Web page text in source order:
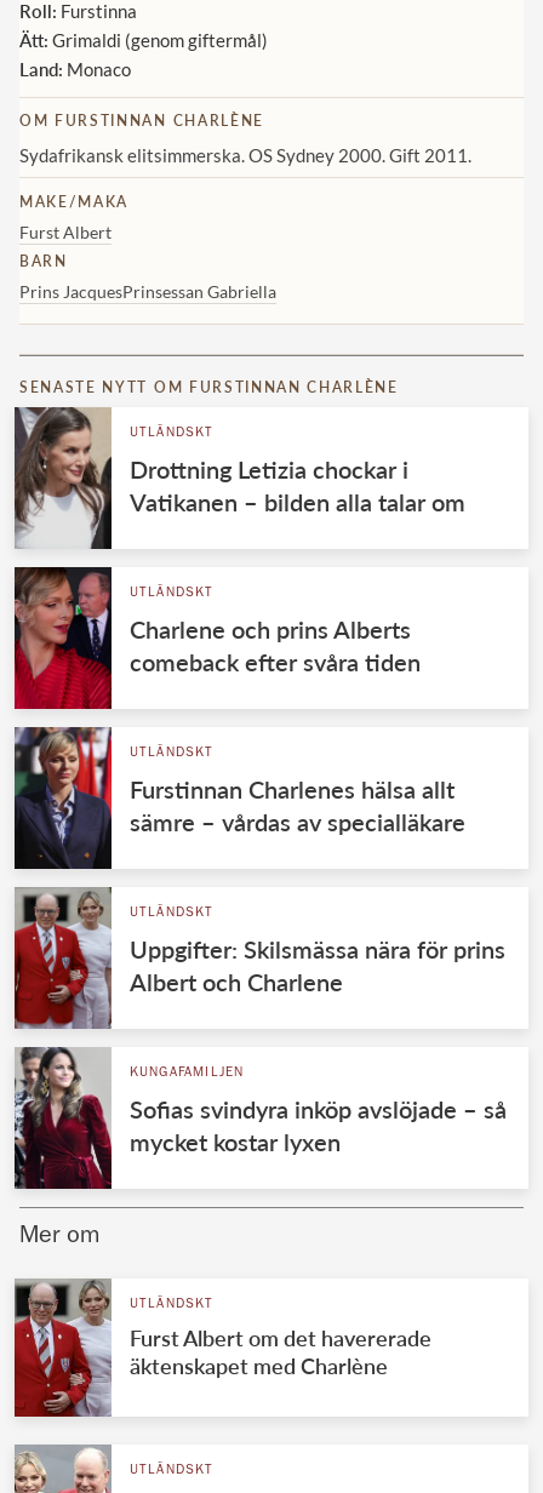
Jordanska kungahuset
Thailändska kungahuset
Roll: Furstinna
Ätt: Grimaldi (genom giftermål)
Land: Monaco
OM FURSTINNAN CHARLÈNE
Sydafrikansk elitsimmerska. OS Sydney 2000. Gift 2011.
MAKE/MAKA
Furst Albert
BARN
Prins JacquesPrinsessan Gabriella
SENASTE NYTT OM FURSTINNAN CHARLÈNE
UTLÄNDSKT
Drottning Letizia chockar i
Vatikanen – bilden alla talar om
UTLÄNDSKT
Charlene och prins Alberts
comeback efter svåra tiden
UTLÄNDSKT
Furstinnan Charlenes hälsa allt
sämre – vårdas av specialläkare
UTLÄNDSKT
Uppgifter: Skilsmässa nära för prins
Albert och Charlene
KUNGAFAMILJEN
Sofias svindyra inköp avslöjade – så
mycket kostar lyxen
Mer om
UTLÄNDSKT
Furst Albert om det havererade
äktenskapet med Charlène
UTLÄNDSKT